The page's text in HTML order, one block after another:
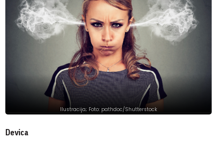
Ilustracija; Foto: pathdoc/Shutterstock
Devica